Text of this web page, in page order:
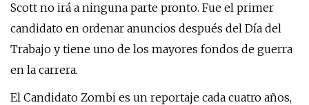
Scott no irá a ninguna parte pronto. Fue el primer
candidato en ordenar anuncios después del Día del
Trabajo y tiene uno de los mayores fondos de guerra
en la carrera.
El Candidato Zombi es un reportaje cada cuatro años,